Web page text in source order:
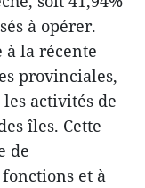
à opérer.
à la récente
provinciales,
activités de
îles. Cette
de
et à